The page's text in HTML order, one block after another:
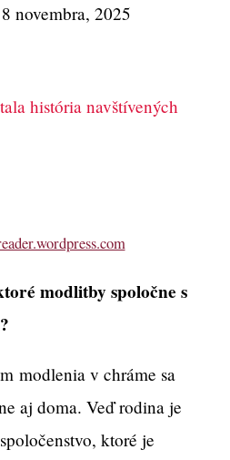
novembra, 2025
história navštívených
modlitby spoločne s
modlenia v chráme sa
aj doma. Veď rodina je
ktoré je